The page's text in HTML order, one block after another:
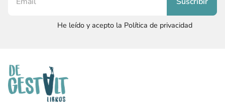
He leído y acepto la Política de privacidad